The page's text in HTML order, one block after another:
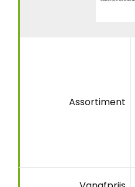
Assortiment